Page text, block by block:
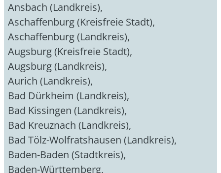
Ansbach (Landkreis),
Aschaffenburg (Kreisfreie Stadt),
Aschaffenburg (Landkreis),
Augsburg (Kreisfreie Stadt),
Augsburg (Landkreis),
Aurich (Landkreis),
Bad Dürkheim (Landkreis),
Bad Kissingen (Landkreis),
Bad Kreuznach (Landkreis),
Bad Tölz-Wolfratshausen (Landkreis),
Baden-Baden (Stadtkreis),
Baden-Württemberg,